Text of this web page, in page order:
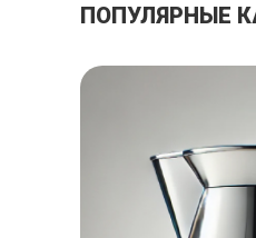
ПОПУЛЯРНЫЕ